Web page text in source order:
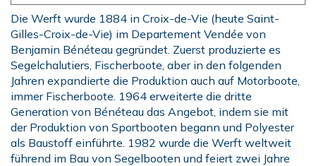
Die Werft wurde 1884 in Croix-de-Vie (heute Saint-
Gilles-Croix-de-Vie) im Departement Vendée von
Benjamin Bénéteau gegründet. Zuerst produzierte es
Segelchalutiers, Fischerboote, aber in den folgenden
Jahren expandierte die Produktion auch auf Motorboote,
immer Fischerboote. 1964 erweiterte die dritte
Generation von Bénéteau das Angebot, indem sie mit
der Produktion von Sportbooten begann und Polyester
als Baustoff einführte. 1982 wurde die Werft weltweit
führend im Bau von Segelbooten und feiert zwei Jahre